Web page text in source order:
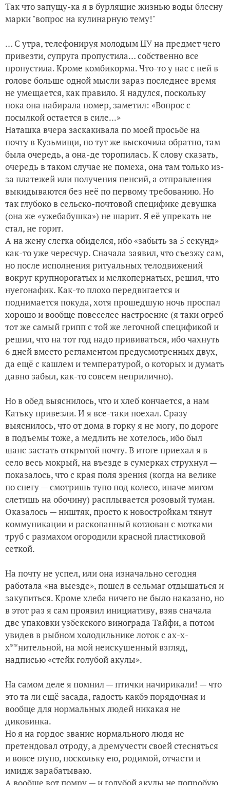
Так что запущу-ка я в бурлящие жизнью воды блесну
марки "вопрос на кулинарную тему!"
… С утра, телефонируя молодым ЦУ на предмет чего
привезти, супруга пропустила… собственно все
пропустила. Кроме комбикорма. Что-то у нас с ней в
голове больше одной мысли зараз последнее время
не умещается, как правило. Я надулся, поскольку
пока она набирала номер, заметил: «Вопрос с
посылкой остается в силе...»
Наташка вчера заскакивала по моей просьбе на
почту в Кузьмищи, но тут же выскочила обратно, там
была очередь, а она-де торопилась. К слову сказать,
очередь в таком случае не помеха, она там только из-
за платежей или получения пенсий, а отправления
выкидываются без неё по первому требованию. Но
так глубоко в сельско-почтовой специфике девушка
(она же «ужебабушка») не шарит. Я её упрекать не
стал, не горит.
А на жену слегка обиделся, ибо «забыть за 5 секунд»
как-то уже чересчур. Сначала заявил, что съезжу сам,
но после исполнения ритуальных телодвижений
вокруг крупнорогатых и мелкопернатых, решил, что
нуегонафик. Как-то плохо передвигается и
поднимается покуда, хотя прошедшую ночь проспал
хорошо и вообще повеселее настроение (я таки огреб
тот же самый грипп с той же легочной спецификой и
решил, что на тот год надо прививаться, ибо чахнуть
6 дней вместо регламентом предусмотренных двух,
да ещё с кашлем и температурой, о которых и думать
давно забыл, как-то совсем неприлично).
Но в обед выяснилось, что и хлеб кончается, а нам
Катьку привезли. И я все-таки поехал. Сразу
выяснилось, что от дома в горку я не могу, по дороге
в подъемы тоже, а медлить не хотелось, ибо был
шанс застать открытой почту. В итоге приехал я в
село весь мокрый, на въезде в сумерках струхнул —
показалось, что с края поля зрения (когда на велике
по снегу — смотришь тупо под колесо, иначе мигом
слетишь на обочину) расплывается розовый туман.
Оказалось — ништяк, просто к новостройкам тянут
коммуникации и раскопанный котлован с мотками
труб с размахом огородили красной пластиковой
сеткой.
На почту не успел, или она изначально сегодня
работала «на выезде», пошел в сельмаг отдышаться и
закупиться. Кроме хлеба ничего не было наказано, но
в этот раз я сам проявил инициативу, взяв сначала
две упаковки узбекского винограда Тайфи, а потом
увидев в рыбном холодильнике лоток с ах-х-
х**нительной, на мой неискушенный взгляд,
надписью «стейк голубой акулы».
На самом деле я помнил — птички начирикали! — что
это та ли ещё засада, гадость какбэ порядочная и
вообще для нормальных людей никакая не
диковинка.
Но я на гордое звание нормального людя не
претендовал отроду, а дремучести своей стесняться
и вовсе глупо, поскольку ею, родимой, отчасти и
имидж зарабатываю.